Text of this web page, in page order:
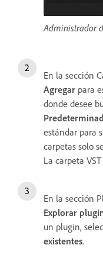
Administrador
En la sección
Agregar para
donde desee
estándar para
carpetas solo
La carpeta
En la sección
Explorar
un plugin,
existentes.